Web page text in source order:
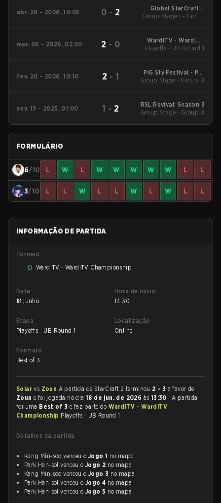
abr. 29 - 2026, 10:05 0 - 2
Global StarCraft II
League Season 1 2026
Group Stage 1 - Group
mar. 06 - 2026, 02:30 2 - 0
WardiTV - WardiTV
Championship
Playoffs - UB Round 1
fev. 20 - 2026, 10:10 2 - 1
PiG Sty Festival - PiG
Sty Festival Season 7
Group Stage - Group B
nov. 13 - 2025, 01:00 1 - 2
RSL Revival: Season 3
Group Stage - Group A
FORMULÁRIO
6/10 L W L W W W W W L L
3/10 L L W L L W L W L L
INFORMAÇÃO DE PARTIDA
Torneio
WardiTV - WardiTV Championship
Data
18 junho
Hora de início
13:30
Etapa
Playoffs - UB Round 1
Localização
Online
Formato
Best of 3
Solarvs Zoun A partida de StarCraft 2 terminou 2 - 3 a favor de
Zoun e foi jogada no dia 18 de jun. de 2026 às 13:30 . A partida
foi uma Best of 3e faz parte doWardiTV - WardiTV
Championship Playoffs - UB Round 1.
Detalhes da partida
Kang Min-soo venceu o Jogo 1 no mapa
Park Han-sol venceu o Jogo 2 no mapa
Kang Min-soo venceu o Jogo 3 no mapa
Park Han-sol venceu o Jogo 4 no mapa
Park Han-sol venceu o Jogo 5 no mapa